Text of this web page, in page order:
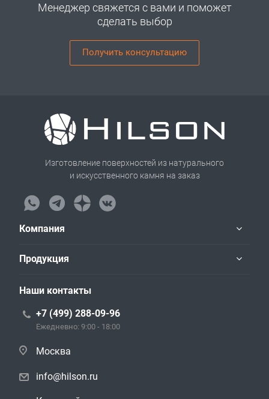
Менеджер свяжется с вами и поможет
сделать выбор
Получить консультацию
Изготовление поверхностей из натурального
и искусственного камня на заказ
Компания
Продукция
Наши контакты
+7 (499) 288-09-96
Ежедневно: 9:00 - 18:00
Москва
info@hilson.ru